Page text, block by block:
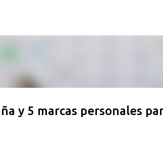
y 5 marcas personales